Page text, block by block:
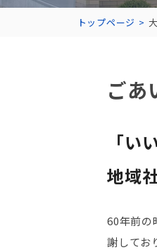
トップページ
ごあ
「い
地域
60年前の
謝してお